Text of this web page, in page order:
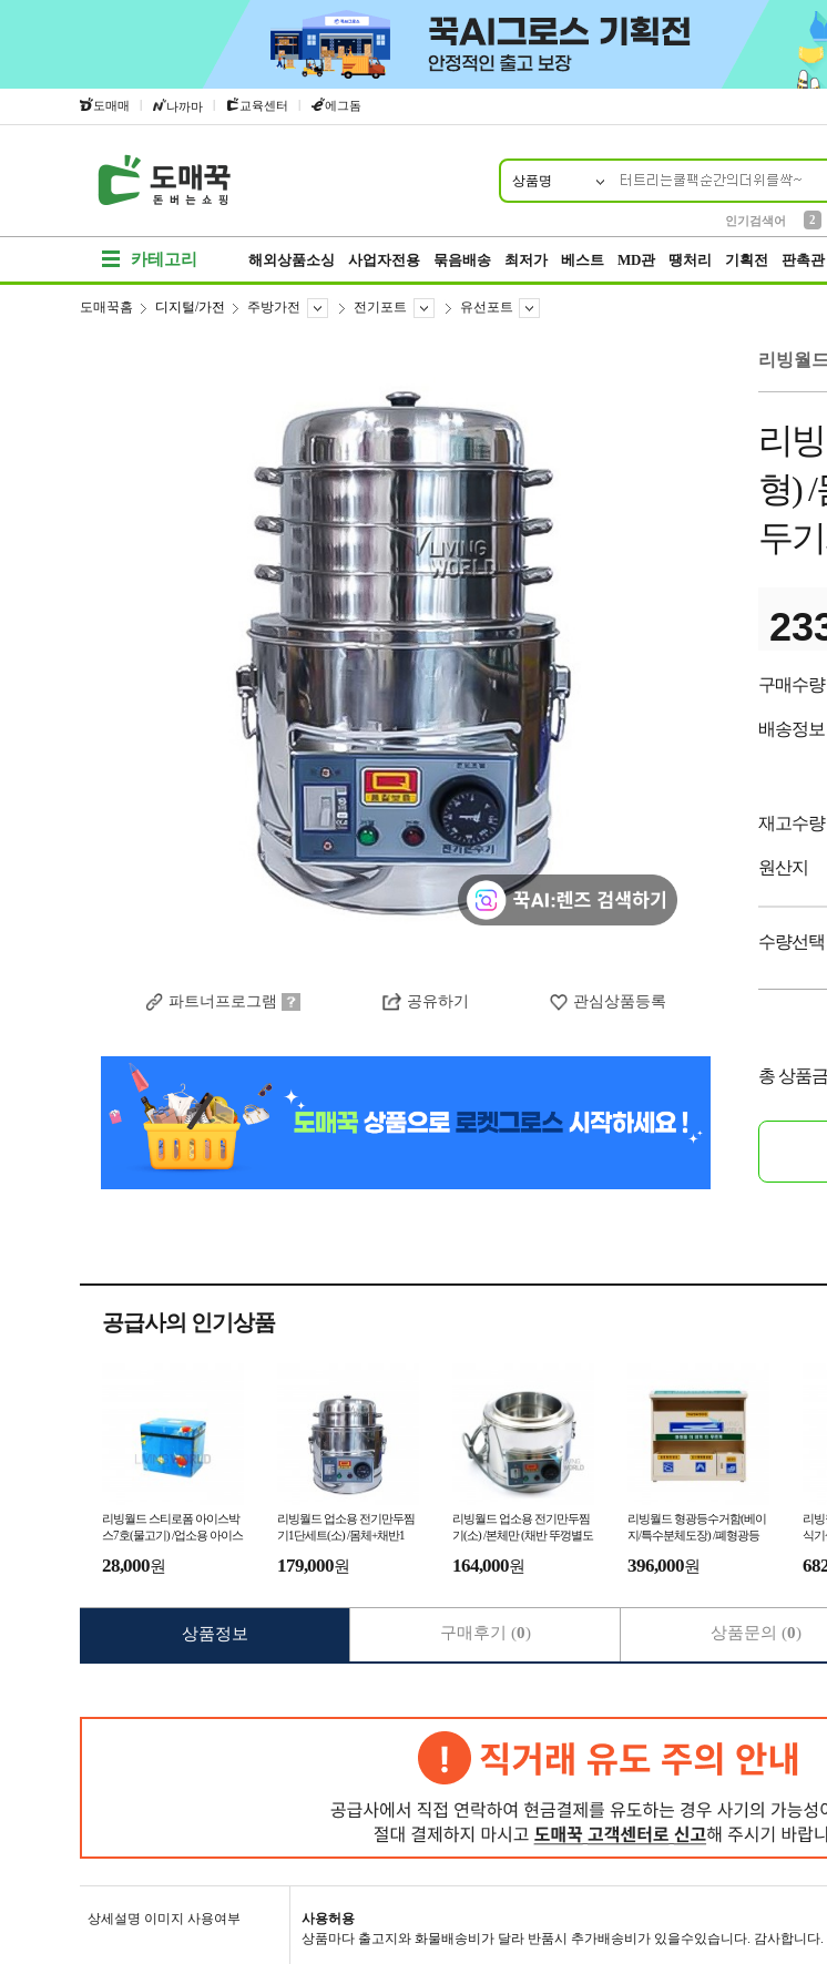
도매매 | 나까마 | 교육센터 | 에그돔
상품명
인기검색어
2
카테고리 해외상품소싱 사업자전용 묶음배송 최저가 베스트 MD관 땡처리 기획전 판촉관
도매꾹홈 디지털/가전 주방가전 전기포트 유선포트
파트너프로그램 공유하기 관심상품등록
리빙월
리
형)
두
구매수량
배송정보
재고수량
원산지
수량선택
총 상품
공급사의 인기상품
리빙월드 스티로폼 아이스박
스7호(물고기) /업소용 아이스
28,000원
리빙월드 업소용 전기만두찜
기1단세트(소) /몸체+채반1
두기계
179,000원
리빙월드 업소용 전기만두찜
기(소) /본체만 (채반 뚜껑별도
164,000원
리빙월드 형광등수거함(베이
지/특수분체도장) /폐형광등
건전지수거함 폐건전지
396,000원
리
식기
상세설명 이미지 사용여부
사용허용
상품마다 출고지와 화물배송비가 달라 반품시 추가배송비가 있을수있습니다. 감사합니다.
상품정보 구매후기 (0) 상품문의 (0)